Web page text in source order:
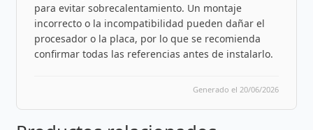
para evitar sobrecalentamiento. Un montaje
incorrecto o la incompatibilidad pueden dañar el
procesador o la placa, por lo que se recomienda
confirmar todas las referencias antes de instalarlo.
Generado el 20/06/2026